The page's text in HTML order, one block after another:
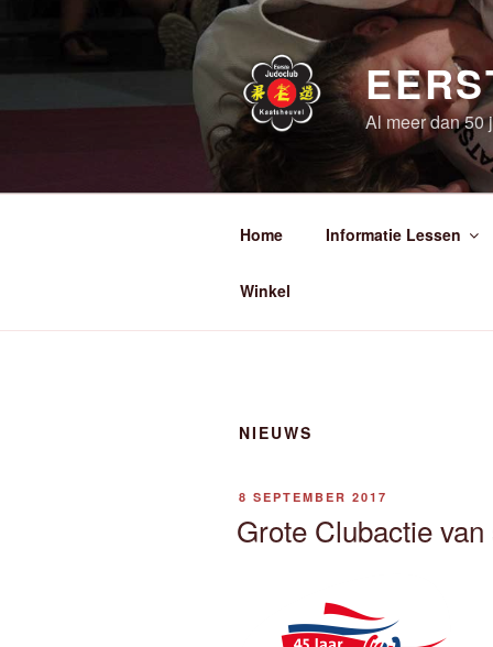
Al meer dan 50
Home Informatie Lessen
Winkel
NIEUWS
GEPLAATST
8 SEPTEMBER 2017
Grote Clubactie van